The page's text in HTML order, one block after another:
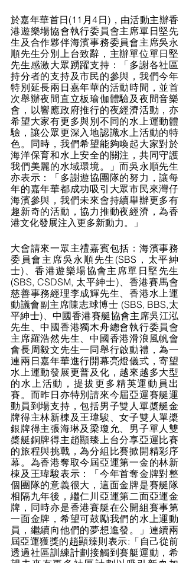
於嘉年華首日(11月4日)，由活動主辦香
港遊樂場協會執行委員會主席單日堅先
生及合作夥伴海濱事務委員會主席吳永
順先生分別上台致辭，主辦單位單日堅
先生感激⼤眾踴躍支持：「多謝各社區
持分者的支持及市民的參與，我們今年
特別延長兩日嘉年華的活動時間，並首
次舉辦夜間直立板瑜伽體驗及夜間音樂
會，以響應政府推行的夜經濟活動，亦
希望大家有更多與別不同的水上運動體
驗，讓公眾更深入地認識水上活動的特
色。同時，我們希望能夠喚起大家對於
海洋保育和水上安全的關注，共同守護
我們美麗的水域環境。」而吳永順先生
亦表示：「多謝遊協團隊的努力，讓每
年的嘉年華都成功吸引大眾市民來灣仔
海濱參與，我們未來會持續舉辦更多有
趣新奇的活動，協力推動夜經濟，為香
港文化發展注入更多新動力。」
大會請來一眾主禮嘉賓包括：海濱事務
委員會主席吳永順先生(SBS，太平紳
士)、香港遊樂場協會主席單日堅先生
(SBS, CSDSM, 太平紳士)、香港賽馬會
慈善事務經理李成輝先生、香港水上運
動議會副主席陳志球博士 (SBS, BBS,太
平紳士)、中國香港賽艇協會主席吳江泓
先生、中國香港獨木舟總會執行委員會
主席羅浩然先生、中國香港滑浪風帆會
會長周毅文先生一同舉行啟動禮，為一
連兩日嘉年華進行開幕亮燈儀式，寄望
水上運動發展更普及化，越來越多大型
的水上活動，提拔更多精英運動員出
賽。而昨日亦特別請來今屆亞運賽艇運
動員到場支持，包括男子雙人單槳艇金
牌得主林新棟及王瑋駿、女子雙人單槳
銀牌得主張海琳及梁瓊允、男子單人雙
槳艇銅牌得主趙顯臻上台分享亞運比賽
的旅程與挑戰，為分組比賽掀開精彩序
幕。為香港奪取今屆亞運第一金的林新
棟及王瑋駿表示：「今年首奪金牌對整
個團隊的意義很大，這面金牌是賽艇隊
相隔九年後，繼仁川亞運第二面亞運金
牌，同時亦是香港賽艇在公開組賽事第
一面金牌，希望可鼓勵我們的水上運動
員，繼續向他們的夢想進發。」連續兩
屆亞運獲獎的趙顯臻則表示:「自己從前
透過社區訓練計劃接觸到賽艇運動，希